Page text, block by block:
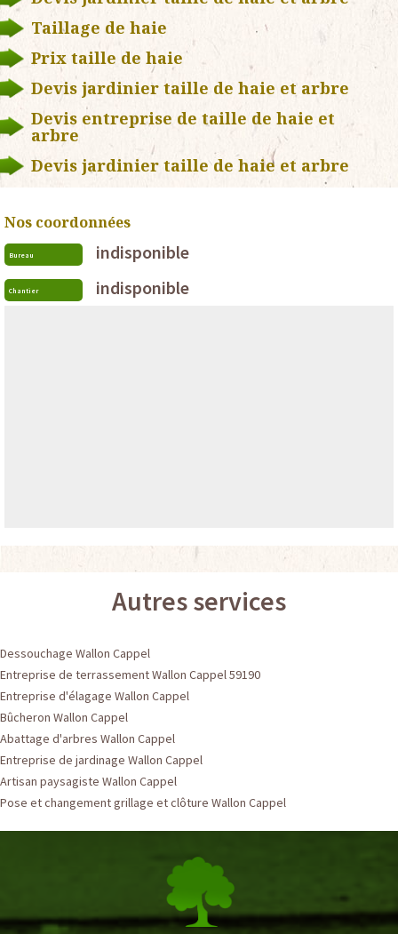
Taillage de haie
Prix taille de haie
Devis jardinier taille de haie et arbre
Devis entreprise de taille de haie et
arbre
Devis jardinier taille de haie et arbre
Nos coordonnées
Bureau indisponible
Chantier indisponible
Autres services
Dessouchage Wallon Cappel
Entreprise de terrassement Wallon Cappel 59190
Entreprise d'élagage Wallon Cappel
Bûcheron Wallon Cappel
Abattage d'arbres Wallon Cappel
Entreprise de jardinage Wallon Cappel
Artisan paysagiste Wallon Cappel
Pose et changement grillage et clôture Wallon Cappel